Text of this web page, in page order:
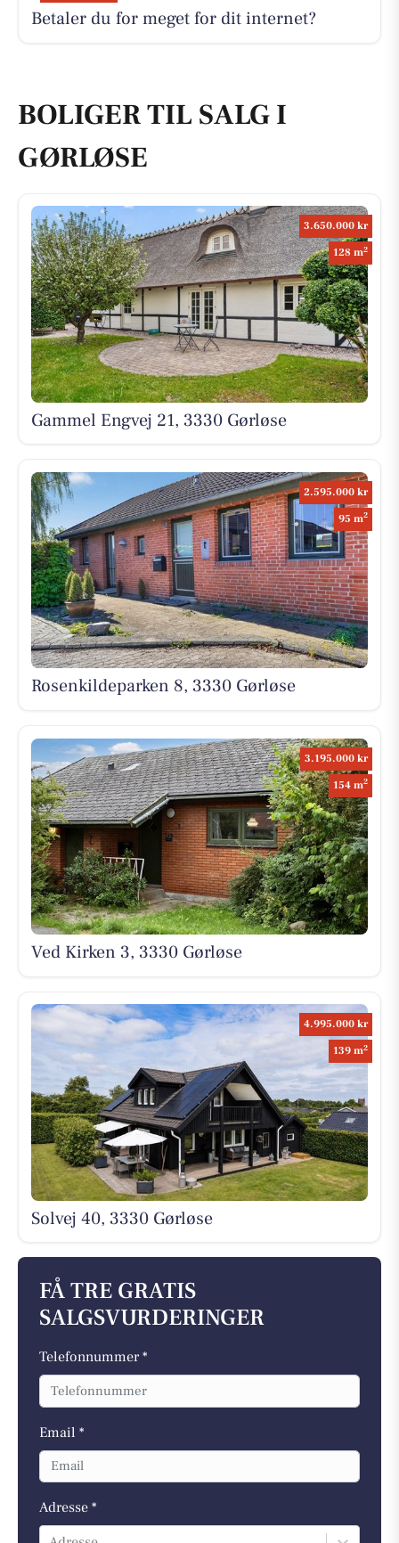
Betaler du for meget for dit internet?
BOLIGER TIL SALG I
GØRLØSE
3.650.000 kr
128 m2
Gammel Engvej 21, 3330 Gørløse
2.595.000 kr
95 m2
Rosenkildeparken 8, 3330 Gørløse
3.195.000 kr
154 m2
Ved Kirken 3, 3330 Gørløse
4.995.000 kr
139 m2
Solvej 40, 3330 Gørløse
FÅ TRE GRATIS
SALGSVURDERINGER
Telefonnummer *
Email *
Adresse *